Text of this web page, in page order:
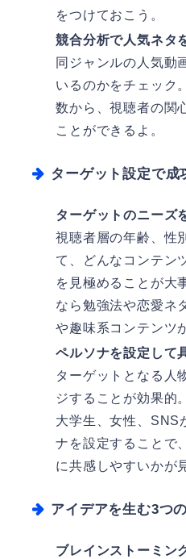
をつけておこう。
競合分析で人気ネタ
同ジャンルの人気動
いるのかをチェック
数から、視聴者の関
ことができるよ。
ターゲット設定で成
ターゲットのニーズ
視聴者層の年齢、性
て、どんなコンテン
を見極めることが大
なら勉強法や恋愛ネ
や趣味系コンテンツ
ペルソナを設定して
ターゲットとなる人
ジすることが効果的
大学生、女性、SNS
ナを設定することで
に共感しやすいかが
アイデアを生む3つ
ブレインストーミン